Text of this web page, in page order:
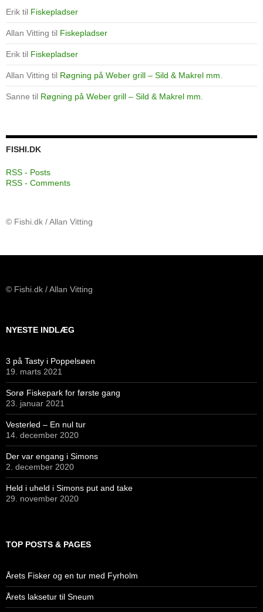
Erik til Fiskepladser
Allan Vitting til Fiskepladser
Erik til Fiskepladser
Allan Vitting til Røgning på Weber grill – Sild & Makrel mm.
Sanne til Røgning på Weber grill – Sild & Makrel mm.
FISHI.DK
RSS - Posts
RSS - Comments
© Fishi.dk / Allan Vitting
© Fishi.dk / Allan Vitting
NYESTE INDLÆG
3 på Tasty i Poppelsøen
19. marts 2021
Sorø Fiskepark for første gang
23. januar 2021
Vesterled – En nul tur
14. december 2020
Der var engang i Simons
2. december 2020
Held i uheld i Simons put and take
29. november 2020
TOP POSTS & PAGES
Årets Fisker og en tur med Fyrholm
Årets laksetur til Sneum